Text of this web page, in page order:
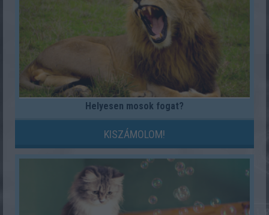
Helyesen mosok fogat?
KISZÁMOLOM!